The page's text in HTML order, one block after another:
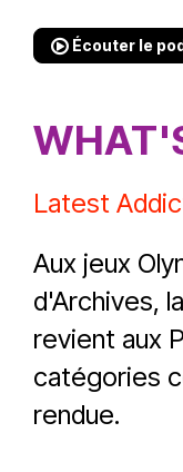
Écouter le
Latest
Aux jeux
d'Archives,
revient aux
catégories
rendue.